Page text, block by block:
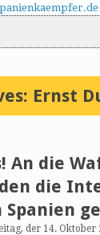
Ernst
An die
die
Spanien
der 14. Oktober